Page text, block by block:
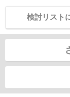
検討リスト